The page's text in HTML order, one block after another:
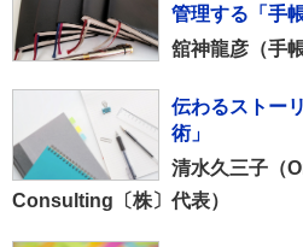
管理する「手帳
舘神龍彦（手
伝わるストー
術」
清水久三子（
Consulting〔株〕代表）